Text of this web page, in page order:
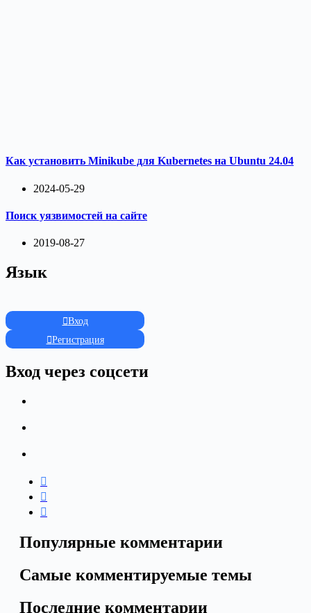
Как установить Minikube для Kubernetes на Ubuntu 24.04
2024-05-29
Поиск уязвимостей на сайте
2019-08-27
Язык
Вход
Регистрация
Вход через соцсети
Популярные комментарии
Самые комментируемые темы
Последние комментарии